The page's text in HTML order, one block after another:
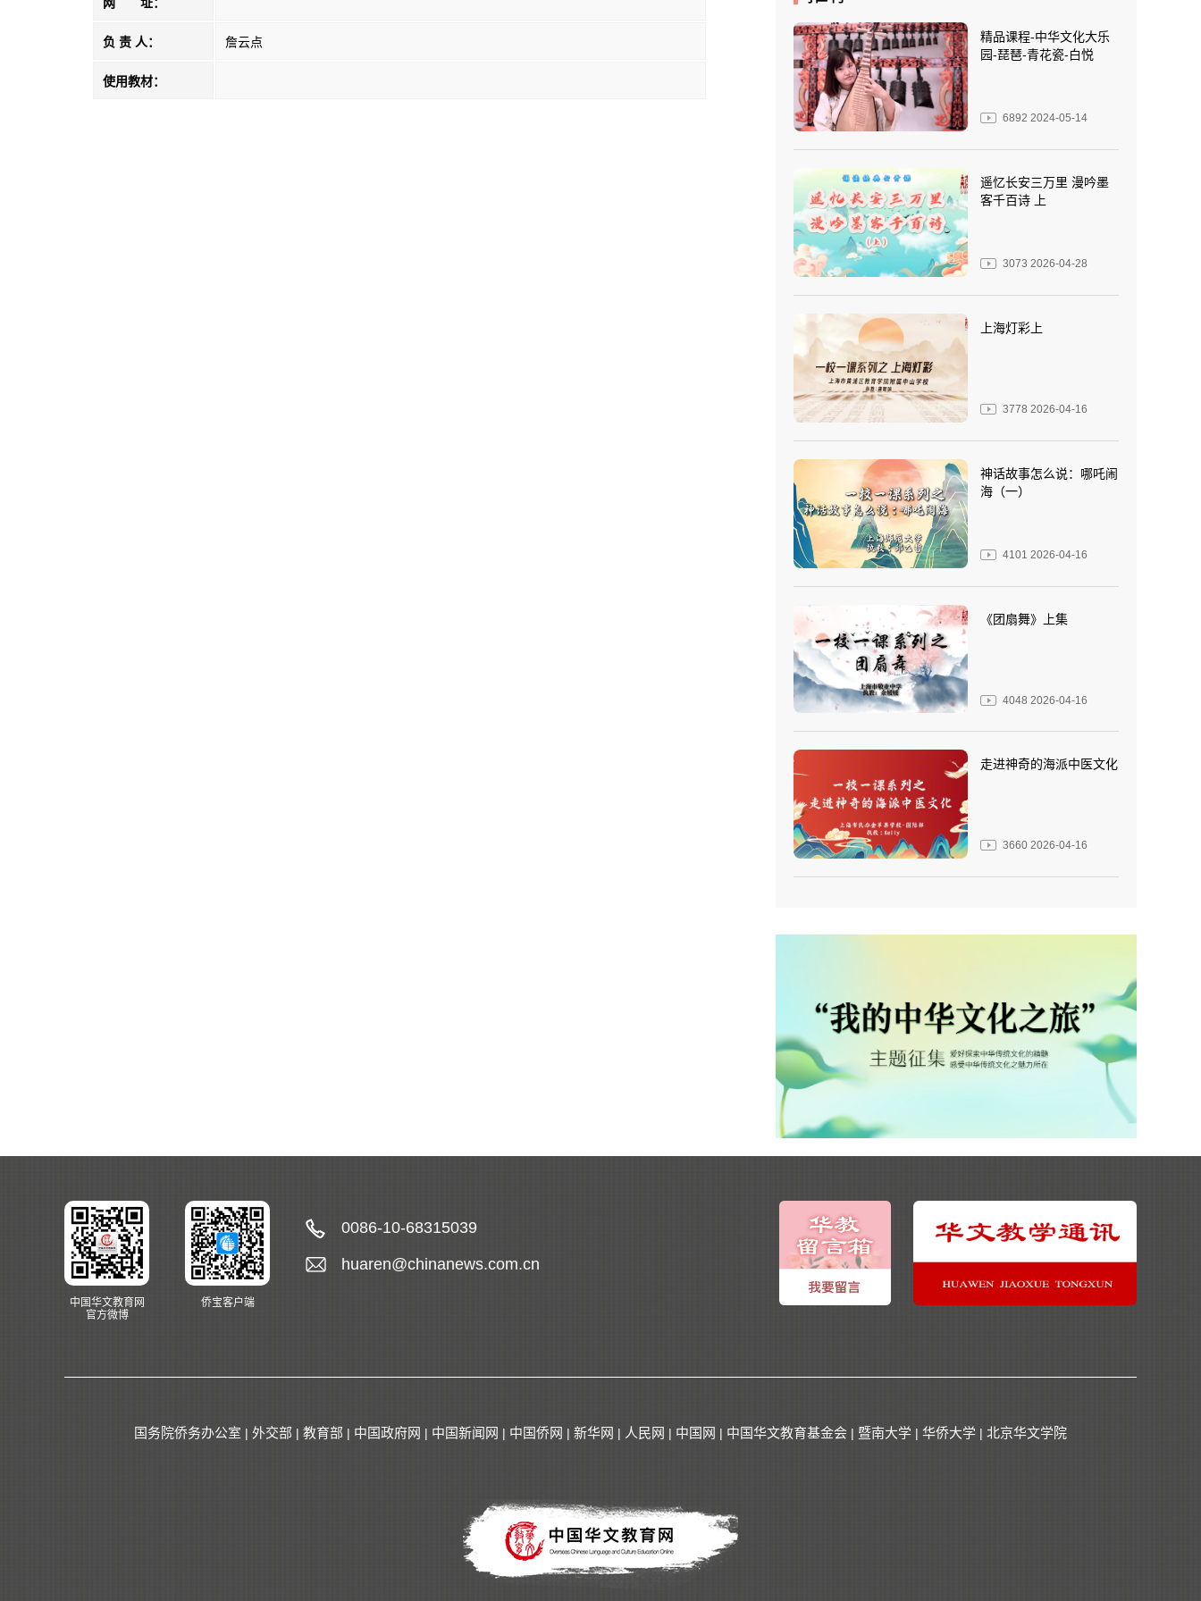
负 责 人： 詹云点
使用教材：
精品课程-中华文化大乐
园-琵琶-青花瓷-白悦
6892 2024-05-14
遥忆长安三万里 漫吟墨
客千百诗 上
3073 2026-04-28
上海灯彩上
3778 2026-04-16
神话故事怎么说：哪吒闹
海（一）
4101 2026-04-16
《团扇舞》上集
4048 2026-04-16
走进神奇的海派中医文化
3660 2026-04-16
中国华文教育网
官方微博
侨宝客户端
0086-10-68315039
huaren@chinanews.com.cn
国务院侨务办公室 | 外交部 | 教育部 | 中国政府网 | 中国新闻网 | 中国侨网 | 新华网 | 人民网 | 中国网 | 中国华文教育基金会 | 暨南大学 | 华侨大学 | 北京华文学院